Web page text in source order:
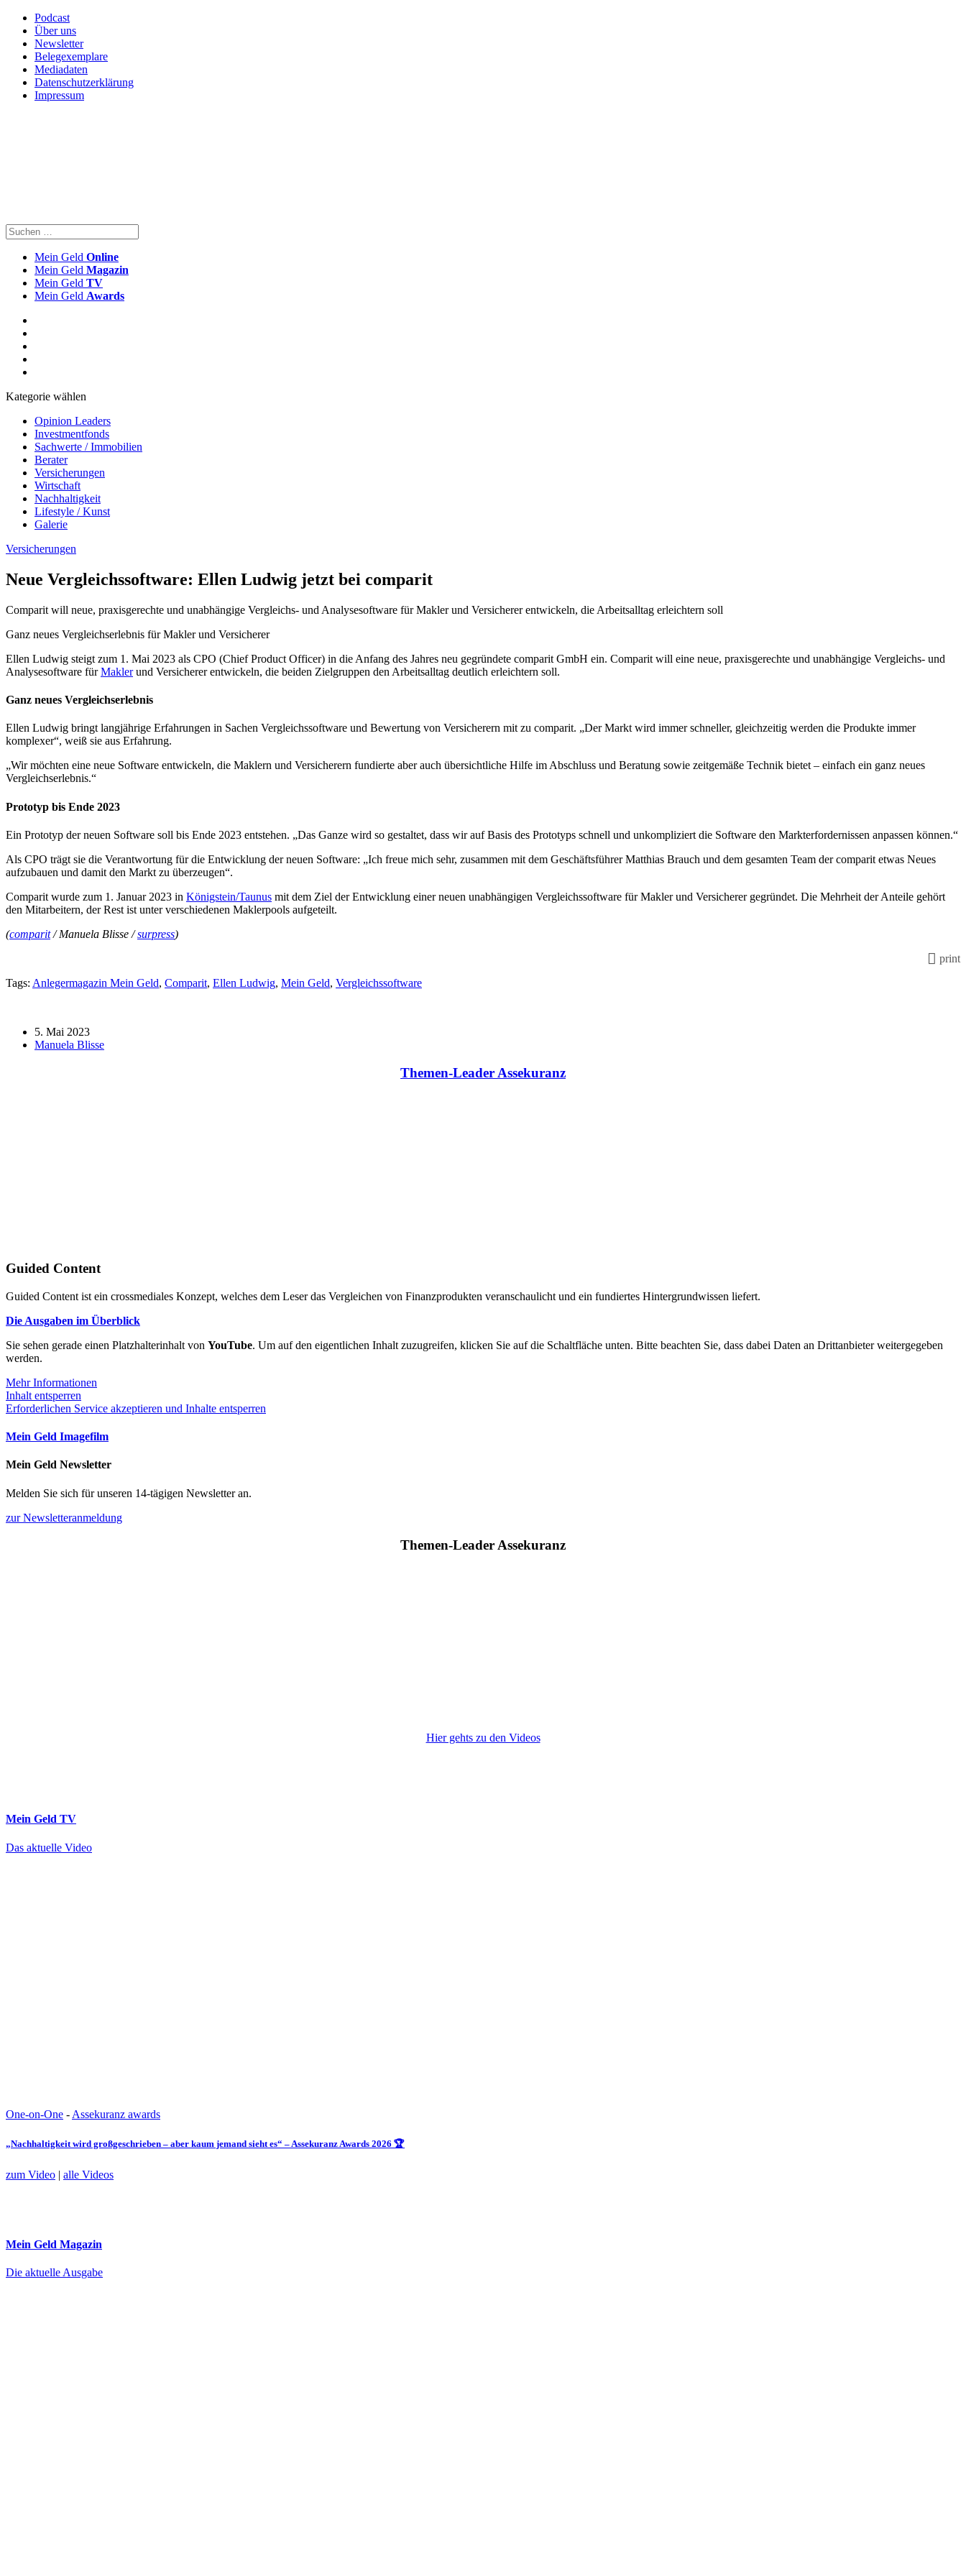
Podcast
Über uns
Newsletter
Belegexemplare
Mediadaten
Datenschutzerklärung
Impressum
Mein Geld Online
Mein Geld Magazin
Mein Geld TV
Mein Geld Awards
Kategorie wählen
Opinion Leaders
Investmentfonds
Sachwerte / Immobilien
Berater
Versicherungen
Wirtschaft
Nachhaltigkeit
Lifestyle / Kunst
Galerie
Versicherungen
Neue Vergleichssoftware: Ellen Ludwig jetzt bei comparit
Comparit will neue, praxisgerechte und unabhängige Vergleichs- und Analysesoftware für Makler und Versicherer entwickeln, die Arbeitsalltag erleichtern soll
Ganz neues Vergleichserlebnis für Makler und Versicherer
Ellen Ludwig steigt zum 1. Mai 2023 als CPO (Chief Product Officer) in die Anfang des Jahres neu gegründete comparit GmbH ein. Comparit will eine neue, praxisgerechte und unabhängige Vergleichs- und
Analysesoftware fürMaklerund Versicherer entwickeln, die beiden Zielgruppen den Arbeitsalltag deutlich erleichtern soll.
Ganz neues Vergleichserlebnis
Ellen Ludwig bringt langjährige Erfahrungen in Sachen Vergleichssoftware und Bewertung von Versicherern mit zu comparit. „Der Markt wird immer schneller, gleichzeitig werden die Produkte immer
komplexer“, weiß sie aus Erfahrung.
„Wir möchten eine neue Software entwickeln, die Maklern und Versicherern fundierte aber auch übersichtliche Hilfe im Abschluss und Beratung sowie zeitgemäße Technik bietet – einfach ein ganz neues
Vergleichserlebnis.“
Prototyp bis Ende 2023
Ein Prototyp der neuen Software soll bis Ende 2023 entstehen. „Das Ganze wird so gestaltet, dass wir auf Basis des Prototyps schnell und unkompliziert die Software den Markterfordernissen anpassen können.“
Als CPO trägt sie die Verantwortung für die Entwicklung der neuen Software: „Ich freue mich sehr, zusammen mit dem Geschäftsführer Matthias Brauch und dem gesamten Team der comparit etwas Neues
aufzubauen und damit den Markt zu überzeugen“.
Comparit wurde zum 1. Januar 2023 in Königstein/Taunus mit dem Ziel der Entwicklung einer neuen unabhängigen Vergleichssoftware für Makler und Versicherer gegründet. Die Mehrheit der Anteile gehört
den Mitarbeitern, der Rest ist unter verschiedenen Maklerpools aufgeteilt.
(comparit/ Manuela Blisse /surpress)
print
Tags: Anlegermagazin Mein Geld, Comparit, Ellen Ludwig, Mein Geld, Vergleichssoftware
5. Mai 2023
Manuela Blisse
Themen-Leader Assekuranz
Guided Content
Guided Content ist ein crossmediales Konzept, welches dem Leser das Vergleichen von Finanzprodukten veranschaulicht und ein fundiertes Hintergrundwissen liefert.
Die Ausgaben im Überblick
Sie sehen gerade einen Platzhalterinhalt von YouTube. Um auf den eigentlichen Inhalt zuzugreifen, klicken Sie auf die Schaltfläche unten. Bitte beachten Sie, dass dabei Daten an Drittanbieter weitergegeben
werden.
Mehr Informationen
Inhalt entsperren
Erforderlichen Service akzeptieren und Inhalte entsperren
Mein Geld Imagefilm
Mein Geld Newsletter
Melden Sie sich für unseren 14-tägigen Newsletter an.
zur Newsletteranmeldung
Themen-Leader Assekuranz
Hier gehts zu den Videos
Mein Geld TV
Das aktuelle Video
One-on-One - Assekuranz awards
„Nachhaltigkeit wird großgeschrieben – aber kaum jemand sieht es“ – Assekuranz Awards 2026 🏆
zum Video | alle Videos
Mein Geld Magazin
Die aktuelle Ausgabe